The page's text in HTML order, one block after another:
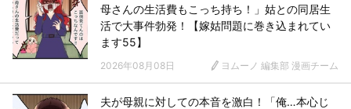
母さんの生活費もこっち持ち！」姑との同居生
活で大事件勃発！【嫁姑問題に巻き込まれてい
ます55】
2026年08月08日 ヨムーノ 編集部 漫画チーム
夫が母親に対しての本音を激白！「俺…本心じ